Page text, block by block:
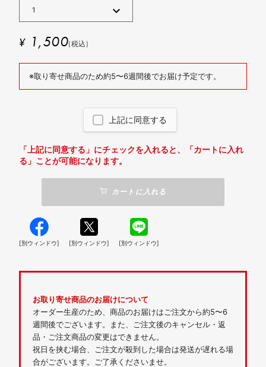
¥ 1,500(税込)
※取り寄せ商品のため約5〜6週間後でお届け予定です。
上記に同意する
「上記に同意する」にチェックを入れると、「カートに入れ
る」ことが可能になります。
カートに入れる
[別ウィンドウ] [別ウィンドウ] [別ウィンドウ]
お取り寄せ商品のお届けについて
オーダー生産のため、商品のお届けはご注文から約5〜6
週間後でございます。また、ご注文後のキャンセル・返
品・ご注文商品の変更はできません。
祝日を挟む場合、ご注文が殺到した場合は発送が遅れる場
合がございます。ご了承くださいませ。